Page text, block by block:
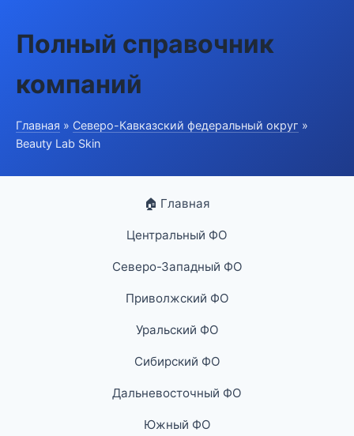
Полный справочник
компаний
Главная » Северо-Кавказский федеральный округ »
Beauty Lab Skin
🏠 Главная
Центральный ФО
Северо-Западный ФО
Приволжский ФО
Уральский ФО
Сибирский ФО
Дальневосточный ФО
Южный ФО